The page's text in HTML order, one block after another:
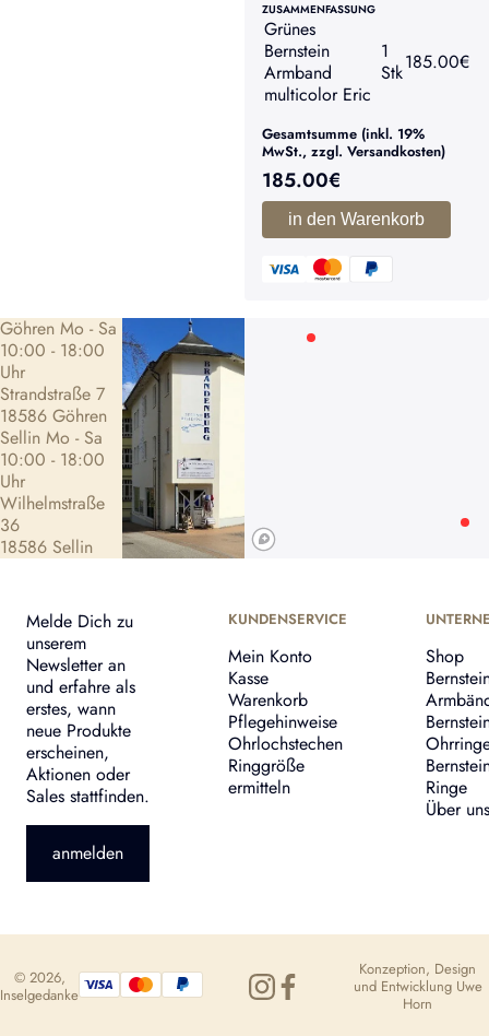
ZUSAMMENFASSUNG
Grünes
Bernstein
Armband
multicolor Eric
1
Stk185.00€
Gesamtsumme (inkl. 19%
MwSt., zzgl. Versandkosten)
185.00€
in den Warenkorb
Göhren Mo - Sa
10:00 - 18:00
Uhr
Strandstraße 7
18586 Göhren
Sellin Mo - Sa
10:00 - 18:00
Uhr
Wilhelmstraße
36
18586 Sellin
Melde Dich zu
unserem
Newsletter an
und erfahre als
erstes, wann
neue Produkte
erscheinen,
Aktionen oder
Sales stattfinden.
anmelden
KUNDENSERVICE
Mein Konto
Kasse
Warenkorb
Pflegehinweise
Ohrlochstechen
Ringgröße
ermitteln
Shop
Ringe
Über uns
© 2026,
Inselgedanke
Konzeption, Design
und Entwicklung Uwe
Horn